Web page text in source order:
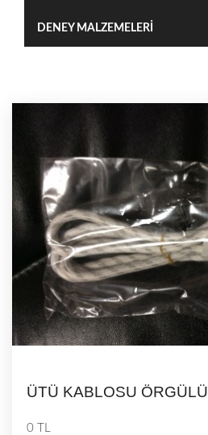
DENEY MALZEMELERİ
ÜTÜ KABLOSU ÖRGÜLÜ
0 TL